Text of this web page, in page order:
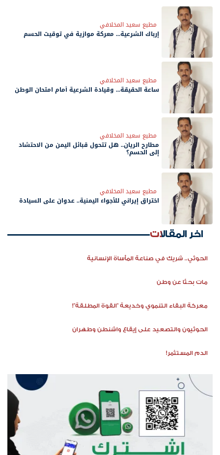
مطيع سعيد المخلافي
إرباك الشرعية... معركة موازية في توقيت الحسم
مطيع سعيد المخلافي
ساعة الحقيقة... وقيادة الشرعية أمام امتحان الوطن
مطيع سعيد المخلافي
مطارح الريان.. هل تتحول قبائل اليمن من الاحتشاد
إلى الحسم؟
مطيع سعيد المخلافي
اختراق إيراني للأجواء اليمنية.. عدوان على السيادة
اخر المقالات
الحوثي.. شريك في صناعة المأساة الإنسانية
مات بحثًا عن وطن
معركة البقاء التنموي وخديعة "القوة المطلقة"!
الحوثيون والتصعيد على إيقاع واشنطن وطهران
الدم المستثمر!